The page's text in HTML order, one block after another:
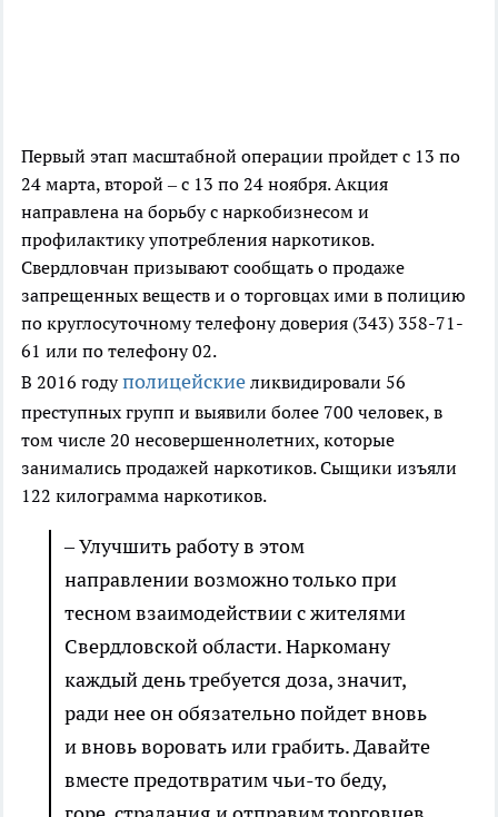
Первый этап масштабной операции пройдет с 13 по
24 марта, второй – с 13 по 24 ноября. Акция
направлена на борьбу с наркобизнесом и
профилактику употребления наркотиков.
Свердловчан призывают сообщать о продаже
запрещенных веществ и о торговцах ими в полицию
по круглосуточному телефону доверия (343) 358-71-
61 или по телефону 02.
В 2016 годуполицейские ликвидировали 56
преступных групп и выявили более 700 человек, в
том числе 20 несовершеннолетних, которые
занимались продажей наркотиков. Сыщики изъяли
122 килограмма наркотиков.
– Улучшить работу в этом
направлении возможно только при
тесном взаимодействии с жителями
Свердловской области. Наркоману
каждый день требуется доза, значит,
ради нее он обязательно пойдет вновь
и вновь воровать или грабить. Давайте
вместе предотвратим чьи-то беду,